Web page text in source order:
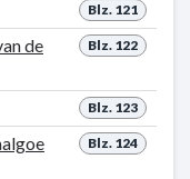
Blz. 121
Blz. 122
de
Blz. 123
Blz. 124